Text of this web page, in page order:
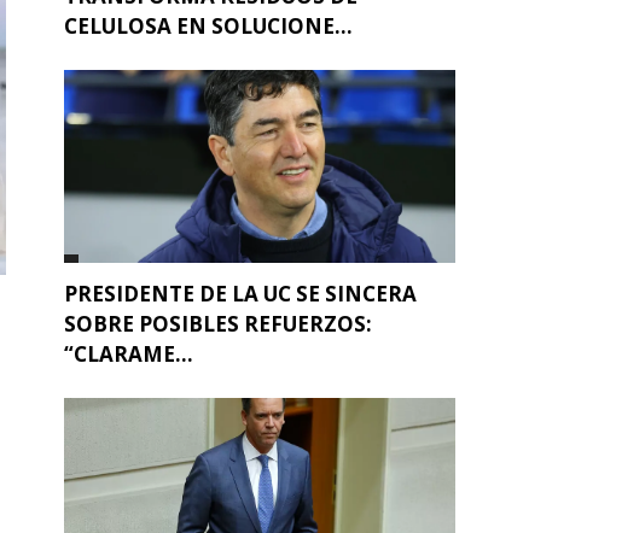
CELULOSA EN SOLUCIONE...
PRESIDENTE DE LA UC SE SINCERA
SOBRE POSIBLES REFUERZOS:
“CLARAME...